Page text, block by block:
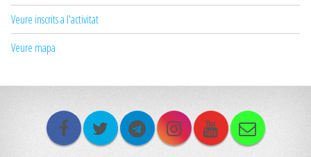
Veure inscrits a l'activitat
Veure mapa